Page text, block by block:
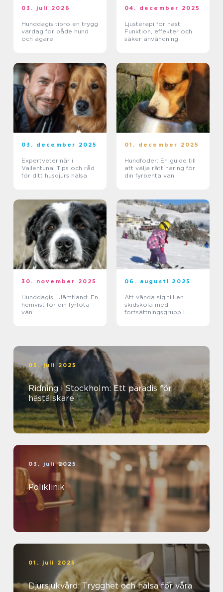
03. juli 2026
Hunddagis tibro en trygg
vardag för både hund
och ägare
04. december 2025
Ljusterapi för häst:
Funktion, effekter och
säker användning
03. december 2025
Expertveterinär i
Vallentuna: Tips och råd
för ditt husdjurs hälsa
01. december 2025
Hundfoder: En guide till
att välja rätt näring för
din fyrbenta vän
30. november 2025
Hunddagis i Jämtland: En
hemvist för din fyrfota
vän
06. augusti 2025
Att vända sig till en
skidskola med
fortsättningsgrupp i
05. juli 2025
Ridning i Stockholm: Ett paradis för
hästälskare
03. juli 2025
Poliklinik
01. juli 2025
Djursjukvård: Trygghet och hälsa för våra